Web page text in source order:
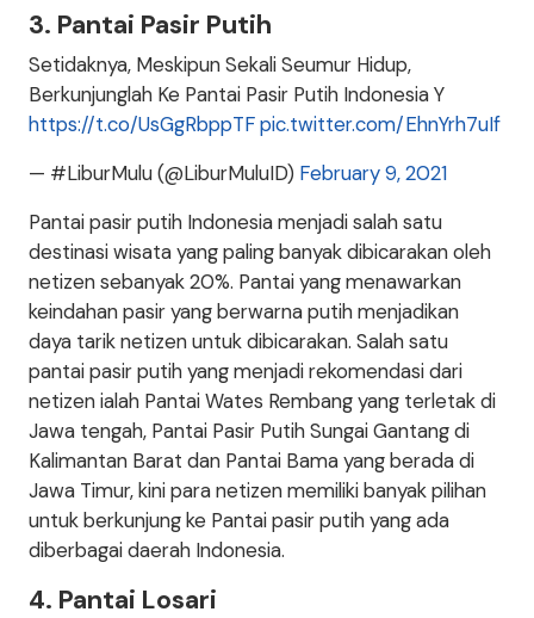
3. Pantai Pasir Putih
Setidaknya, Meskipun Sekali Seumur Hidup,
Berkunjunglah Ke Pantai Pasir Putih Indonesia Y
https://t.co/UsGgRbppTFpic.twitter.com/EhnYrh7uIf
— #LiburMulu (@LiburMuluID) February 9, 2021
Pantai pasir putih Indonesia menjadi salah satu
destinasi wisata yang paling banyak dibicarakan oleh
netizen sebanyak 20%. Pantai yang menawarkan
keindahan pasir yang berwarna putih menjadikan
daya tarik netizen untuk dibicarakan. Salah satu
pantai pasir putih yang menjadi rekomendasi dari
netizen ialah Pantai Wates Rembang yang terletak di
Jawa tengah, Pantai Pasir Putih Sungai Gantang di
Kalimantan Barat dan Pantai Bama yang berada di
Jawa Timur, kini para netizen memiliki banyak pilihan
untuk berkunjung ke Pantai pasir putih yang ada
diberbagai daerah Indonesia.
4. Pantai Losari